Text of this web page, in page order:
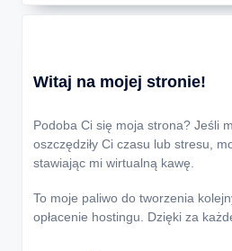
Witaj na mojej stronie!
Podoba Ci się moja strona? Jeśli
oszczędziły Ci czasu lub stresu,
stawiając mi wirtualną kawę.
To moje paliwo do tworzenia
opłacenie hostingu. Dzięki za